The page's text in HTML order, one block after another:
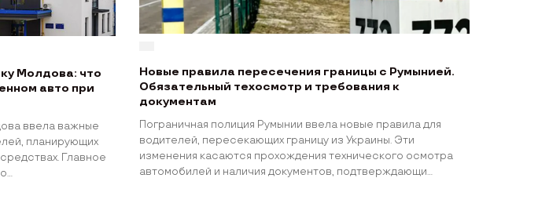
Молдова: что
авто при
ввела важные
планирующих
Главное
Новые правила пересечения границы с Румынией.
Обязательный техосмотр и требования к
документам
Пограничная полиция Румынии ввела новые правила для
водителей, пересекающих границу из Украины. Эти
изменения касаются прохождения технического осмотра
автомобилей и наличия документов, подтверждающи...